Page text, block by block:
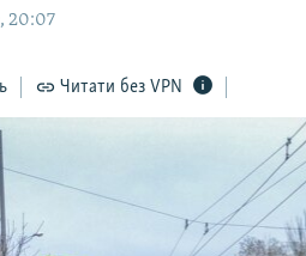
20:07
Читати без VPN